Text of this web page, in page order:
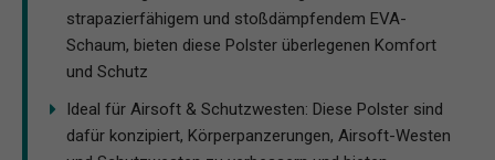
strapazierfähigem und stoßdämpfendem EVA-
Schaum, bieten diese Polster überlegenen Komfort
und Schutz
Ideal für Airsoft & Schutzwesten: Diese Polster sind
dafür konzipiert, Körperpanzerungen, Airsoft-Westen